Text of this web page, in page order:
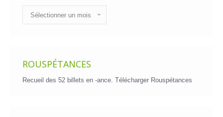
des
billets
ROUSPÉTANCES
Recueil des 52 billets en -ance. Télécharger Rouspétances